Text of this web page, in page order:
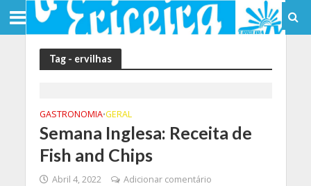
Tag - ervilhas
GASTRONOMIA•GERAL
Semana Inglesa: Receita de
Fish and Chips
Abril 4, 2022 Adicionar comentário